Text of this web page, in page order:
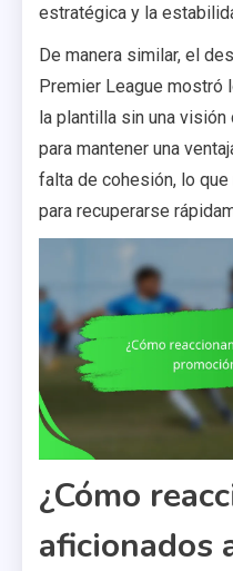
estratégica y la
De manera similar, el
Premier League
la plantilla sin una
para mantener una
falta de cohesión, lo
para recuperarse
¿Cómo
aficionados